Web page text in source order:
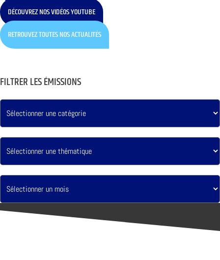
DÉCOUVREZ NOS VIDÉOS YOUTUBE
RETROUVEZ TOUTES NOS ACTUALITÉS
FILTRER LES ÉMISSIONS